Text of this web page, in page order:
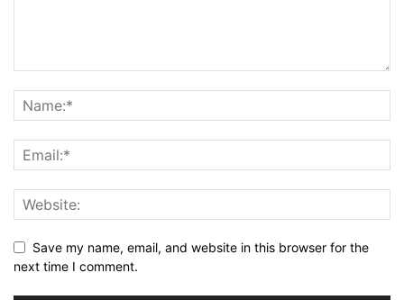
Save my name, email, and website in this browser for the
next time I comment.